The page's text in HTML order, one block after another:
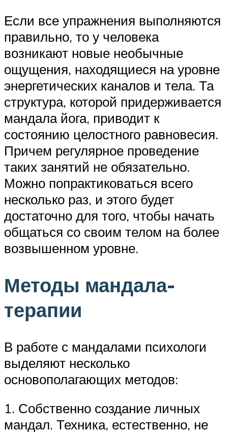
Если все упражнения выполняются
правильно, то у человека
возникают новые необычные
ощущения, находящиеся на уровне
энергетических каналов и тела. Та
структура, которой придерживается
мандала йога, приводит к
состоянию целостного равновесия.
Причем регулярное проведение
таких занятий не обязательно.
Можно попрактиковаться всего
несколько раз, и этого будет
достаточно для того, чтобы начать
общаться со своим телом на более
возвышенном уровне.
Методы мандала-
терапии
В работе с мандалами психологи
выделяют несколько
основополагающих методов:
1. Собственно создание личных
мандал. Техника, естественно, не